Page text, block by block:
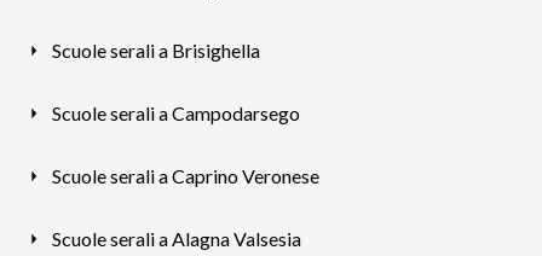
Scuole serali a Brisighella
Scuole serali a Campodarsego
Scuole serali a Caprino Veronese
Scuole serali a Alagna Valsesia